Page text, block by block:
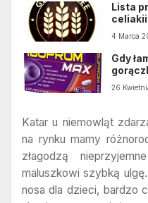
Lista
celiakii
4 Marca
Gdy
26
Katar u niemowląt
na rynku mamy
złagodzą
maluszkowi szybką
nosa dla dzieci, bardzo